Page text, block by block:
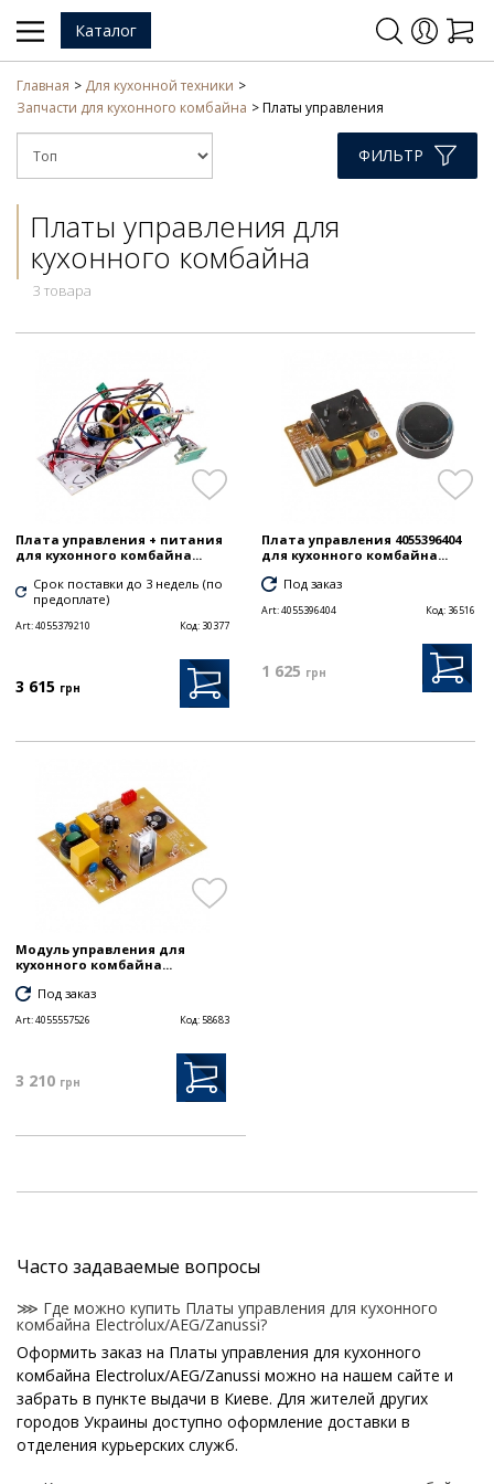
Каталог
Главная
Для кухонной техники
Запчасти для кухонного комбайна
Платы управления
ФИЛЬТР
Платы управления для
кухонного комбайна
3 товара
Плата управления + питания
для кухонного комбайна...
Срок поставки до 3 недель (по
предоплате)
Art:4055379210 Код: 30377
3 615 грн
Плата управления 4055396404
для кухонного комбайна...
Под заказ
Art:4055396404 Код: 36516
1 625 грн
Модуль управления для
кухонного комбайна...
Под заказ
Art:4055557526 Код: 58683
3 210 грн
Часто задаваемые вопросы
⋙ Где можно купить Платы управления для кухонного
комбайна Electrolux/AEG/Zanussi?
Оформить заказ на Платы управления для кухонного
комбайна Electrolux/AEG/Zanussi можно на нашем сайте и
забрать в пункте выдачи в Киеве. Для жителей других
городов Украины доступно оформление доставки в
отделения курьерских служб.